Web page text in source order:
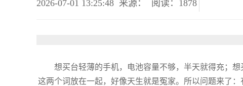
2026-07-01 13:25:48 来源： 阅读：1878
想买台轻薄的手机，电池容量不够，半天就得充；
这两个词放在一起，好像天生就是冤家。所以问题来了